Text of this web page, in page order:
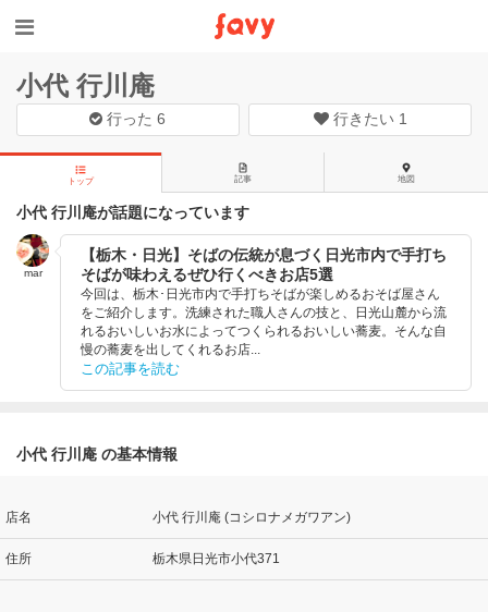
小代 行川庵
行った6 行きたい 1
トップ 記事 地図
小代 行川庵が話題になっています
mar
【栃木・日光】そばの伝統が息づく日光市内で手打ち
そばが味わえるぜひ行くべきお店5選
今回は、栃木･日光市内で手打ちそばが楽しめるおそば屋さん
をご紹介します。洗練された職人さんの技と、日光山麓から流
れるおいしいお水によってつくられるおいしい蕎麦。そんな自
慢の蕎麦を出してくれるお店...
この記事を読む
小代 行川庵 の基本情報
店名 小代 行川庵 (コシロナメガワアン)
住所 栃木県日光市小代371